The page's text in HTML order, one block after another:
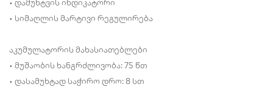
• დამუხტვის ინდიკატორი
• სიმაღლის მარტივი რეგულირება
აკუმულატორის მახასიათებლები
• მუშაობის ხანგრძლივობა: 75 წთ
• დასამუხტად საჭირო დრო: 8 სთ